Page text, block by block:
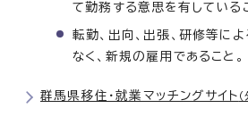
て勤務する意思を有している
転勤、出向、出張、研修等に
なく、新規の雇用であること。
群馬県移住・就業マッチングサイト